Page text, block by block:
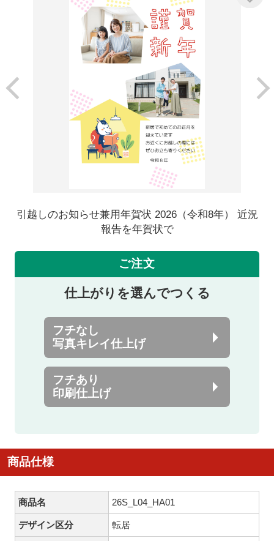
引越しのお知らせ兼用年賀状 2026（令和8年） 近況
報告を年賀状で
ご注文
仕上がりを選んでつくる
フチなし
写真キレイ仕上げ
フチあり
印刷仕上げ
商品仕様
商品名 26S_L04_HA01
デザイン区分 転居